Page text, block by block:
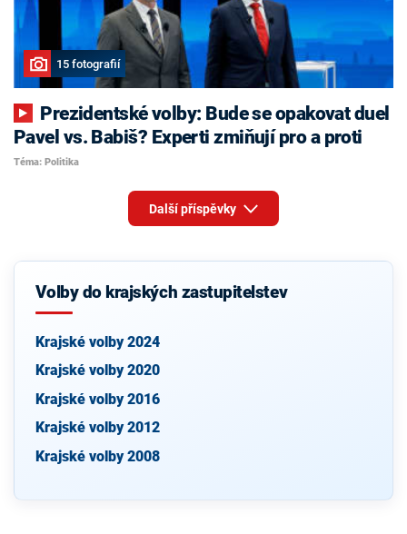
15 fotografií
Pavel vs. Babiš? Experti zmiňují pro a proti
Téma: Politika
Další příspěvky
Volby do krajských zastupitelstev
Krajské volby 2024
Krajské volby 2020
Krajské volby 2016
Krajské volby 2012
Krajské volby 2008